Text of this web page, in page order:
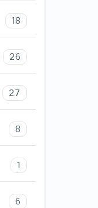
18
26
27
8
1
6